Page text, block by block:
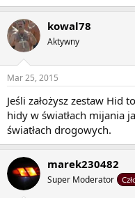
kowal78
Aktywny
Mar 25, 2015
Jeśli założysz zestaw Hid
hidy w światłach mijania
światłach drogowych.
marek230482
Super Moderator